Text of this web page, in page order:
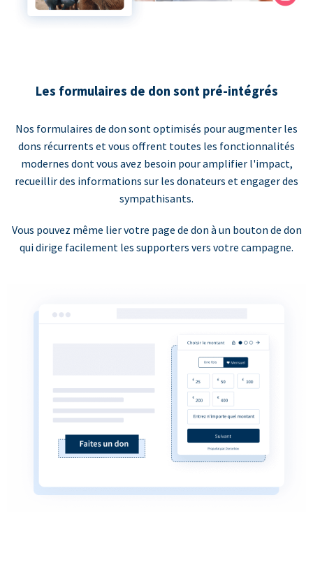
Les formulaires de don sont pré-intégrés
Nos formulaires de don sont optimisés pour augmenter les
dons récurrents et vous offrent toutes les fonctionnalités
modernes dont vous avez besoin pour amplifier l'impact,
recueillir des informations sur les donateurs et engager des
sympathisants.
Vous pouvez même lier votre page de don à un bouton de don
qui dirige facilement les supporters vers votre campagne.